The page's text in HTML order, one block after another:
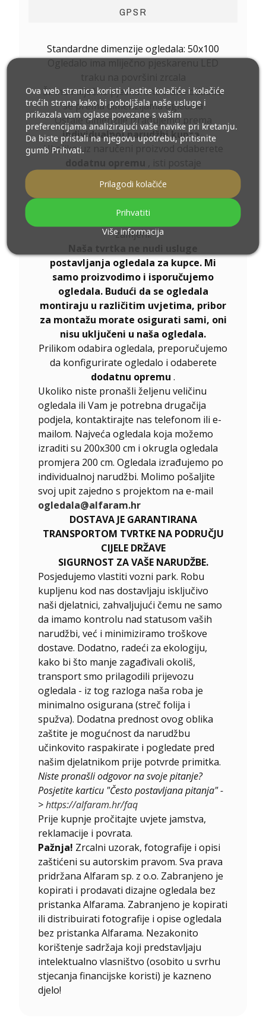
GPSR
Standardne dimenzije ogledala: 50x100
Širina mliječno pjeskarene trake odabire
se prema dimenzijama ogledala
Ostale dimenzije izrađujemo prema
individualnoj narudžbi kupca.
Ukoliko uz naručeni proizvod odaberete
proizvedeni prema individualnim
Ovi proizvodi ne podliježu povratu ili
zamjeni.
postavljanja ogledala za kupce. Mi
samo proizvodimo i isporučujemo
ogledala. Budući da se ogledala
montiraju u različitim uvjetima, pribor
za montažu morate osigurati sami, oni
nisu uključeni u naša ogledala.
Prilikom odabira ogledala, preporučujemo
da konfigurirate ogledalo i odaberete
dodatnu opremu .
Ukoliko niste pronašli željenu veličinu
ogledala ili Vam je potrebna drugačija
podjela, kontaktirajte nas telefonom ili e-
mailom. Najveća ogledala koja možemo
izraditi su 200x300 cm i okrugla ogledala
promjera 200 cm. Ogledala izrađujemo po
individualnoj narudžbi. Molimo pošaljite
svoj upit zajedno s projektom na e-mail
ogledala@alfaram.hr
DOSTAVA JE GARANTIRANA
TRANSPORTOM TVRTKE NA PODRUČJU
CIJELE DRŽAVE
SIGURNOST ZA VAŠE NARUDŽBE.
Posjedujemo vlastiti vozni park. Robu
kupljenu kod nas dostavljaju isključivo
naši djelatnici, zahvaljujući čemu ne samo
da imamo kontrolu nad statusom vaših
narudžbi, već i minimiziramo troškove
dostave. Dodatno, radeći za ekologiju,
kako bi što manje zagađivali okoliš,
transport smo prilagodili prijevozu
ogledala - iz tog razloga naša roba je
minimalno osigurana (streč folija i
spužva). Dodatna prednost ovog oblika
zaštite je mogućnost da narudžbu
učinkovito raspakirate i pogledate pred
našim djelatnikom prije potvrde primitka.
Niste pronašli odgovor na svoje pitanje?
Posjetite karticu "Često postavljana pitanja" -
>https://alfaram.hr/faq
Prije kupnje pročitajte uvjete jamstva,
reklamacije i povrata.
Pažnja! Zrcalni uzorak, fotografije i opisi
zaštićeni su autorskim pravom. Sva prava
pridržana Alfaram sp. z o.o. Zabranjeno je
kopirati i prodavati dizajne ogledala bez
pristanka Alfarama. Zabranjeno je kopirati
ili distribuirati fotografije i opise ogledala
bez pristanka Alfarama. Nezakonito
korištenje sadržaja koji predstavljaju
intelektualno vlasništvo (osobito u svrhu
stjecanja financijske koristi) je kazneno
djelo!
Ova web stranica koristi vlastite kolačiće i kolačiće
trećih strana kako bi poboljšala naše usluge i
prikazala vam oglase povezane s vašim
preferencijama analizirajući vaše navike pri kretanju.
Da biste pristali na njegovu upotrebu, pritisnite
gumb Prihvati.
Više informacija
Prilagodi kolačiće
Prihvatiti